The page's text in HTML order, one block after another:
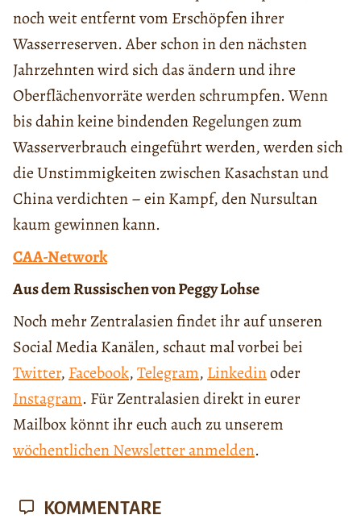
noch weit entfernt vom Erschöpfen ihrer
Wasserreserven. Aber schon in den nächsten
Jahrzehnten wird sich das ändern und ihre
Oberflächenvorräte werden schrumpfen. Wenn
bis dahin keine bindenden Regelungen zum
Wasserverbrauch eingeführt werden, werden sich
die Unstimmigkeiten zwischen Kasachstan und
China verdichten – ein Kampf, den Nursultan
kaum gewinnen kann.
CAA-Network
Aus dem Russischen von Peggy Lohse
Noch mehr Zentralasien findet ihr auf unseren
Social Media Kanälen, schaut mal vorbei bei
Twitter, Facebook,Telegram, Linkedinoder
Instagram. Für Zentralasien direkt in eurer
Mailbox könnt ihr euch auch zu unserem
wöchentlichen Newsletter anmelden.
KOMMENTARE